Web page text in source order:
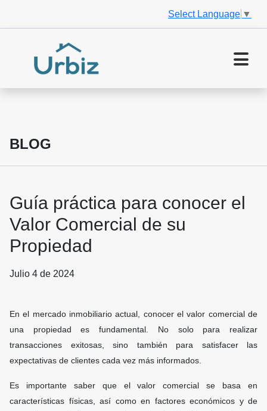
Select Language ▼
BLOG
Guía práctica para conocer el
Valor Comercial de su
Propiedad
Julio 4 de 2024
En el mercado inmobiliario actual, conocer el valor comercial de
una propiedad es fundamental. No solo para realizar
transacciones exitosas, sino también para satisfacer las
expectativas de clientes cada vez más informados.
Es importante saber que el valor comercial se basa en
características físicas, así como en factores económicos y de